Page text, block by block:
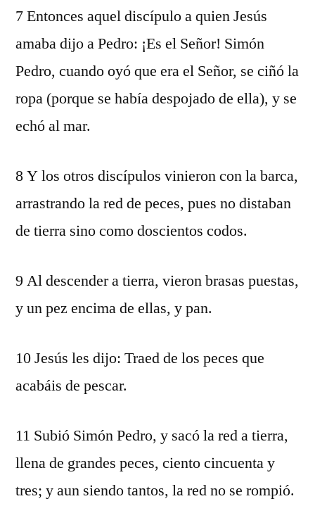
7 Entonces aquel discípulo a quien Jesús
amaba dijo a Pedro: ¡Es el Señor! Simón
Pedro, cuando oyó que era el Señor, se ciñó la
ropa (porque se había despojado de ella), y se
echó al mar.
8 Y los otros discípulos vinieron con la barca,
arrastrando la red de peces, pues no distaban
de tierra sino como doscientos codos.
9 Al descender a tierra, vieron brasas puestas,
y un pez encima de ellas, y pan.
10 Jesús les dijo: Traed de los peces que
acabáis de pescar.
11 Subió Simón Pedro, y sacó la red a tierra,
llena de grandes peces, ciento cincuenta y
tres; y aun siendo tantos, la red no se rompió.